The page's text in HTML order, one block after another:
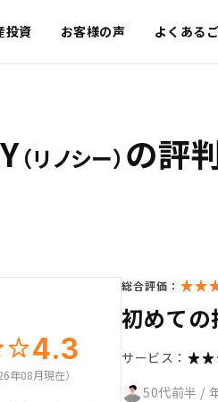
投資 お客様の声 よくある
（リノシー） の評
4.3
年08月現在）
総合評価：
初めての
サービス：
50代前半 /